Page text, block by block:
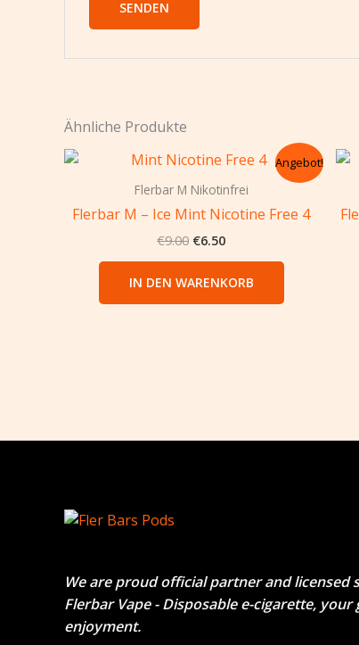
Ähnliche Produkte
Angebot!
Flerbar M Nikotinfrei
Flerbar M – Ice Mint Nicotine Free 4
€9.00
Ursprünglicher
war:
€6.50
Aktueller
ist:
IN DEN WARENKORB
We are proud official partner and licensed
Flerbar Vape - Disposable e-cigarette, your
enjoyment.